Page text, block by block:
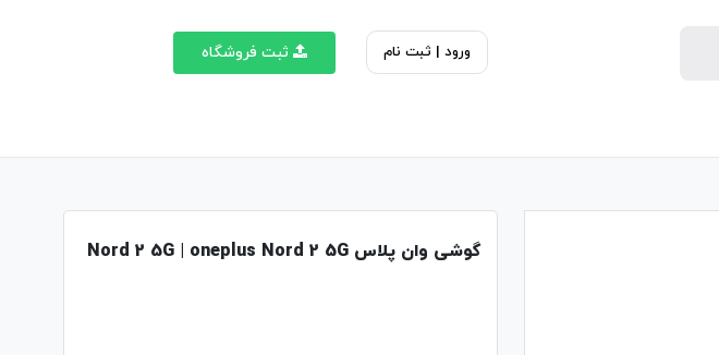
ورود | ثبت نام ثبت فروشگاه
گوشی وان پلاس Nord 2 5G | oneplus Nord 2 5G